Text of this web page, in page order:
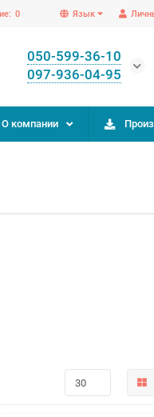
Язык
0
050-599-36-10
097-936-04-95
О компании